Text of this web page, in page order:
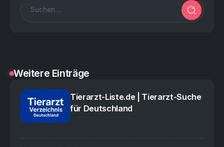
Weitere Einträge
Tierarzt-Liste.de | Tierarzt-Suche
für Deutschland